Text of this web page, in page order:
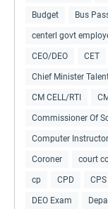
Budget Bus
centerl govt
CEO/DEO CET
Chief Minister
CM CELL/RTI
Commissioner Of
Computer
Coroner court
cp CPD CPS
DEO Exam